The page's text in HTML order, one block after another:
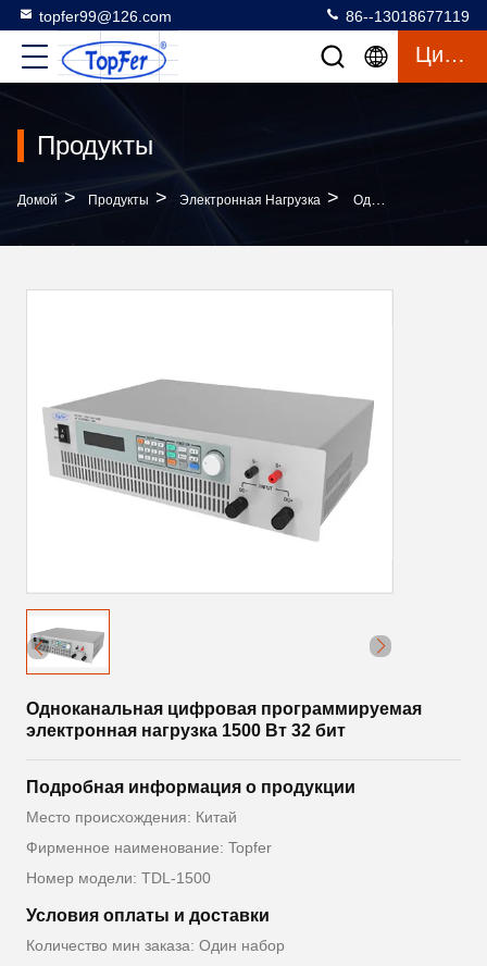
topfer99@126.com 86--13018677119
Цитата
Продукты
Домой > Продукты > Электронная Нагрузка > Одноканальная Цифровая Программируемая Электронная Нагрузка 1500 Вт 32 Бит
Одноканальная цифровая программируемая
электронная нагрузка 1500 Вт 32 бит
Подробная информация о продукции
Место происхождения: Китай
Фирменное наименование: Topfer
Номер модели: TDL-1500
Условия оплаты и доставки
Количество мин заказа: Один набор